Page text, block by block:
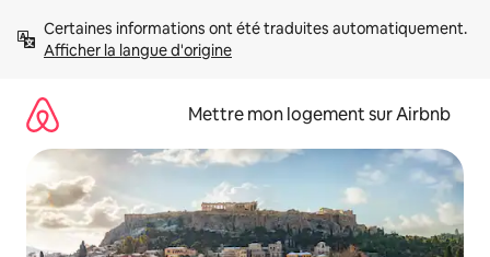
directement
Afficher la langue d'origine
Mettre mon logement sur Airbnb